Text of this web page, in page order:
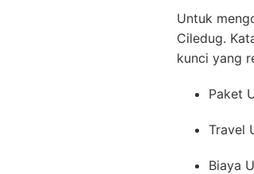
Untuk
Ciledug.
kunci yang
Paket
Travel
Biaya